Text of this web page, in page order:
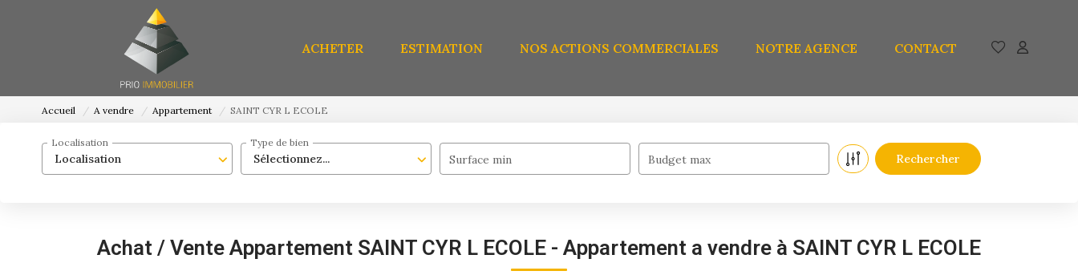
ACHETER ESTIMATION NOS ACTIONS COMMERCIALES NOTRE AGENCE CONTACT
Accueil A vendre Appartement SAINT CYR L ECOLE
Localisation
Localisation
Sélectionnez...
Type de bien
Surface min Budget max
Achat / Vente Appartement SAINT CYR L ECOLE - Appartement a vendre à SAINT CYR L ECOLE